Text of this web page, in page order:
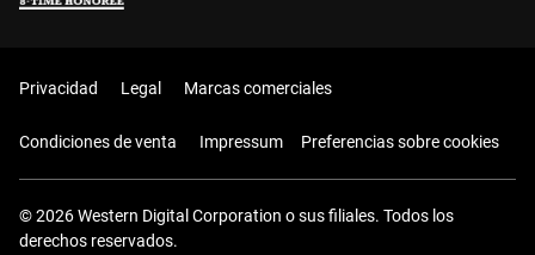
Privacidad Legal Marcas comerciales
Condiciones de venta Impressum Preferencias sobre cookies
© 2026 Western Digital Corporation o sus filiales. Todos los
derechos reservados.